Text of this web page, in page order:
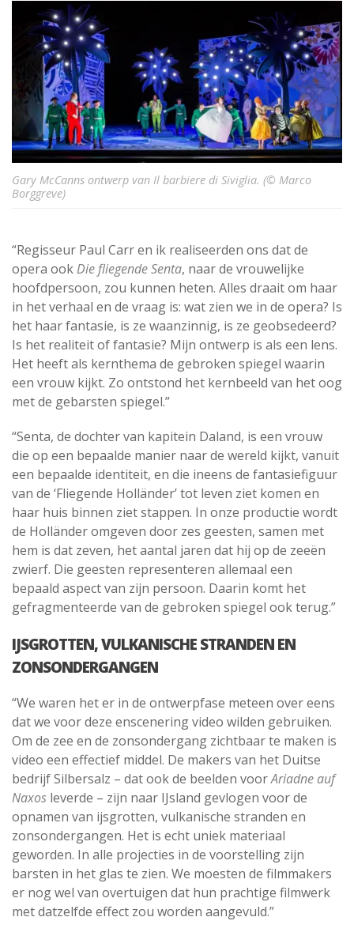
Gary McCanns ontwerp van Il barbiere di Siviglia. (© Marco
Borggreve)
“Regisseur Paul Carr en ik realiseerden ons dat de
opera ookDie fliegende Senta, naar de vrouwelijke
hoofdpersoon, zou kunnen heten. Alles draait om haar
in het verhaal en de vraag is: wat zien we in de opera? Is
het haar fantasie, is ze waanzinnig, is ze geobsedeerd?
Is het realiteit of fantasie? Mijn ontwerp is als een lens.
Het heeft als kernthema de gebroken spiegel waarin
een vrouw kijkt. Zo ontstond het kernbeeld van het oog
met de gebarsten spiegel.”
“Senta, de dochter van kapitein Daland, is een vrouw
die op een bepaalde manier naar de wereld kijkt, vanuit
een bepaalde identiteit, en die ineens de fantasiefiguur
van de ‘Fliegende Holländer’ tot leven ziet komen en
haar huis binnen ziet stappen. In onze productie wordt
de Holländer omgeven door zes geesten, samen met
hem is dat zeven, het aantal jaren dat hij op de zeeën
zwierf. Die geesten representeren allemaal een
bepaald aspect van zijn persoon. Daarin komt het
gefragmenteerde van de gebroken spiegel ook terug.”
IJSGROTTEN, VULKANISCHE STRANDEN EN
ZONSONDERGANGEN
“We waren het er in de ontwerpfase meteen over eens
dat we voor deze enscenering video wilden gebruiken.
Om de zee en de zonsondergang zichtbaar te maken is
video een effectief middel. De makers van het Duitse
bedrijf Silbersalz – dat ook de beelden voorAriadne auf
Naxos leverde – zijn naar IJsland gevlogen voor de
opnamen van ijsgrotten, vulkanische stranden en
zonsondergangen. Het is echt uniek materiaal
geworden. In alle projecties in de voorstelling zijn
barsten in het glas te zien. We moesten de filmmakers
er nog wel van overtuigen dat hun prachtige filmwerk
met datzelfde effect zou worden aangevuld.”